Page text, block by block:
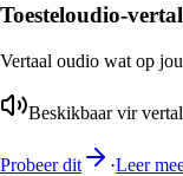
Toesteloudio-
Vertaal oudio wat op
Beskikbaar vir
Probeer dit ·Leer